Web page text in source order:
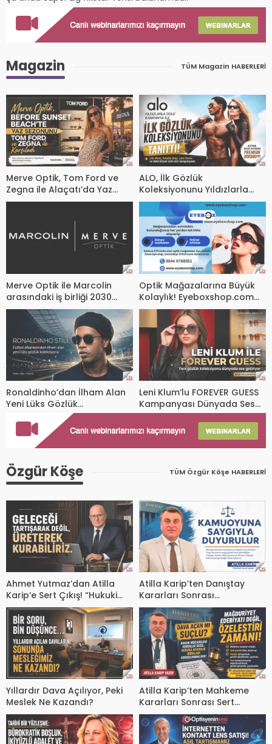
Kampanyalarını
Mercek Altına
Aldı
Magazin TÜM Magazin HABERLERİ
Merve Optik, Tom Ford ve
Zegna ile Alaçatı’da Yaz
Sezonuna Şık Bir Başlangıç ​​
ALO, İlk Gözlük
Koleksiyonunu Yıldızlarla
Tanıttı
Merve Optik ile Marcolin
arasındaki iş birliği 2030
yılına kadar uzatıldı.
Optik Mağazalarına Büyük
Kolaylık! Eyeboxshop.com
ile 35 Dünya Markasına Tek
Tıkla Ulaşın
Ronaldinho’dan İlham Alan
Yeni Lüks Gözlük
Koleksiyonu Tanıtıldı! Spor
ve Tasarım Aynı Çizgide
Buluştu
Leni Klum’lu FOREVER GUESS
Kampanyası Dünyada Ses
Getirdi! Gözlük Modasında
Yeni Dönem
Özgür Köşe TÜM Özgür Köşe HABERLERİ
Ahmet Yutmaz’dan Atilla
Karip’e Sert Çıkış! “Hukuki
Süreçler Dışında Sektöre
Kazandırdığınız Tek Bir Proje
Var mı?”
Atilla Karip’ten Danıştay
Kararları Sonrası
Kamuoyuna Duyuru
Yıllardır Dava Açılıyor, Peki
Meslek Ne Kazandı?
Atilla Karip’ten Mahkeme
Kararları Sonrası Sert
Mesaj! “Mağduriyet
Edebiyatı Değil, Özeleştiri
Zamanı”